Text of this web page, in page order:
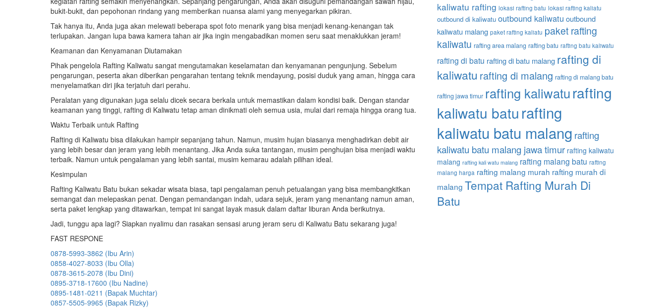
bukit-bukit, dan pepohonan rindang yang memberikan nuansa alami yang menyegarkan pikiran.
Tak hanya itu, Anda juga akan melewati beberapa spot foto menarik yang bisa menjadi kenang-kenangan tak
terlupakan. Jangan lupa bawa kamera tahan air jika ingin mengabadikan momen seru saat menaklukkan jeram!
Keamanan dan Kenyamanan Diutamakan
Pihak pengelola Rafting Kaliwatu sangat mengutamakan keselamatan dan kenyamanan pengunjung. Sebelum
pengarungan, peserta akan diberikan pengarahan tentang teknik mendayung, posisi duduk yang aman, hingga cara
menyelamatkan diri jika terjatuh dari perahu.
Peralatan yang digunakan juga selalu dicek secara berkala untuk memastikan dalam kondisi baik. Dengan standar
keamanan yang tinggi, rafting di Kaliwatu tetap aman dinikmati oleh semua usia, mulai dari remaja hingga orang tua.
Waktu Terbaik untuk Rafting
Rafting di Kaliwatu bisa dilakukan hampir sepanjang tahun. Namun, musim hujan biasanya menghadirkan debit air
yang lebih besar dan jeram yang lebih menantang. Jika Anda suka tantangan, musim penghujan bisa menjadi waktu
terbaik. Namun untuk pengalaman yang lebih santai, musim kemarau adalah pilihan ideal.
Kesimpulan
Rafting Kaliwatu Batu bukan sekadar wisata biasa, tapi pengalaman penuh petualangan yang bisa membangkitkan
semangat dan melepaskan penat. Dengan pemandangan indah, udara sejuk, jeram yang menantang namun aman,
serta paket lengkap yang ditawarkan, tempat ini sangat layak masuk dalam daftar liburan Anda berikutnya.
Jadi, tunggu apa lagi? Siapkan nyalimu dan rasakan sensasi arung jeram seru di Kaliwatu Batu sekarang juga!
FAST RESPONE
0878-5993-3862 (Ibu Arin)
0858-4027-8033 (Ibu Olla)
0878-3615-2078 (Ibu Dini)
0895-3718-17600 (Ibu Nadine)
0895-1481-0211 (Bapak Muchtar)
0857-5505-9965 (Bapak Rizky)
kaliwatu rafting lokasi rafting batu lokasi rafting kaliatu
outbound di kaliwatu outbound kaliwatu outbound
kaliwatu malang paket rafting kaliatu paket rafting
kaliwatu rafting area malang rafting batu rafting batu kaliwatu
rafting di batu rafting di batu malang rafting di
kaliwatu rafting di malang rafting di malang batu
rafting jawa timur rafting kaliwaturafting
kaliwatu batu rafting
kaliwatu batu malang rafting
kaliwatu batu malang jawa timur rafting kaliwatu
malang rafting kali watu malang rafting malang batu rafting
malang harga rafting malang murah rafting murah di
malang Tempat Rafting Murah Di
Batu